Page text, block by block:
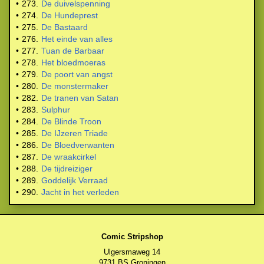
• 273.
De duivelspenning
• 274.
De Hundeprest
• 275.
De Bastaard
• 276.
Het einde van alles
• 277.
Tuan de Barbaar
• 278.
Het bloedmoeras
• 279.
De poort van angst
• 280.
De monstermaker
• 282.
De tranen van Satan
• 283.
Sulphur
• 284.
De Blinde Troon
• 285.
De IJzeren Triade
• 286.
De Bloedverwanten
• 287.
De wraakcirkel
• 288.
De tijdreiziger
• 289. Goddelijk Verraad
• 290. Jacht in het verleden
Comic Stripshop
Ulgersmaweg 14